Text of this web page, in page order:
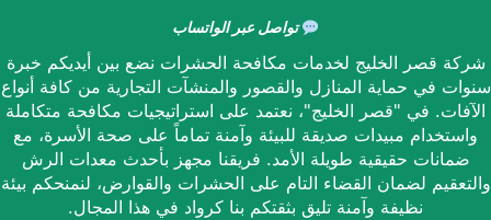
تواصل عبر الواتساب
شركة قصر الخليج لخدمات مكافحة الحشرات نضع بين أيديكم خبرة
سنوات في حماية المنازل والقصور والمنشآت التجارية من كافة أنواع
الآفات. في "قصر الخليج"، نعتمد على استراتيجيات مكافحة متكاملة
واستخدام مبيدات صديقة للبيئة وآمنة تماماً على صحة الأسرة، مع
ضمانات حقيقية طويلة الأمد. فريقنا مجهز بأحدث معدات الرش
والتعقيم لضمان القضاء التام على الحشرات والقوارض، لنمنحكم بيئة
نظيفة وآمنة تليق بثقتكم بنا كرواد في هذا المجال.